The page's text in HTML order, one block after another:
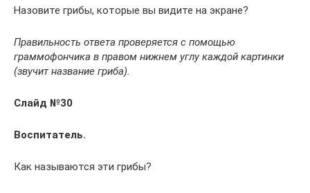
Назовите грибы, которые вы видите на экране?
Правильность ответа проверяется с помощью
граммофончика в правом нижнем углу каждой картинки
(звучит название гриба).
Слайд №30
Воспитатель.
Как называются эти грибы?